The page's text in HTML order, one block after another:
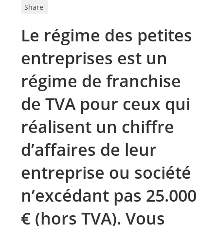
Share
Le régime des petites
entreprises est un
régime de franchise
de TVA pour ceux qui
réalisent un chiffre
d’affaires de leur
entreprise ou société
n’excédant pas 25.000
€ (hors TVA). Vous